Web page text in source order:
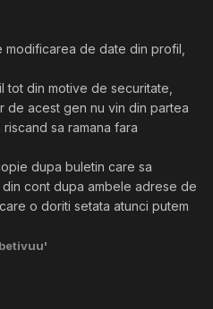
de date din profil,
tot din motive de securitate,
de acest gen nu vin din partea
sa ramana fara
dupa buletin care sa
cont dupa ambele adrese de
o doriti setata atunci putem